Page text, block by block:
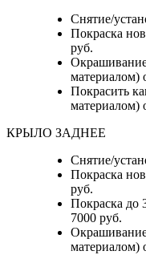
Снятие/
Покраска
руб.
материалом)
Покрасить
материалом)
КРЫЛО ЗАДНЕЕ
Снятие/
Покраска
руб.
Покраска до
7000 руб.
материалом)